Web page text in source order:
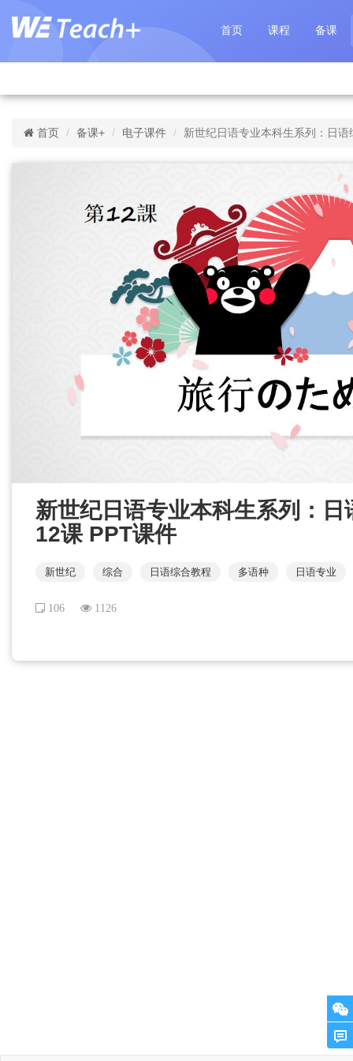
首页 课程 备课
首页 备课+ 电子课件 新世纪日语专业本科生系列：日
新世纪日语专业本科生系列：
12课 PPT课件
新世纪 综合 日语综合教程 多语种 日语专业
106 1126